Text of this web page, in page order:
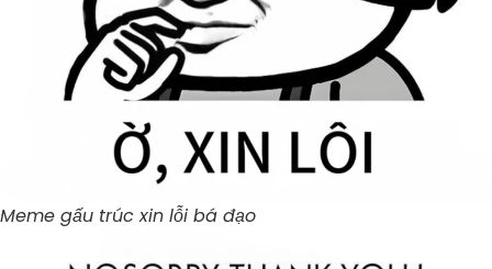
Meme gấu trúc xin lỗi bá đạo